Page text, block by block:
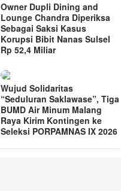
Owner Dupli Dining and
Lounge Chandra Diperiksa
Sebagai Saksi Kasus
Korupsi Bibit Nanas Sulsel
Rp 52,4 Miliar
Wujud Solidaritas
“Seduluran Saklawase”, Tiga
BUMD Air Minum Malang
Raya Kirim Kontingen ke
Seleksi PORPAMNAS IX 2026